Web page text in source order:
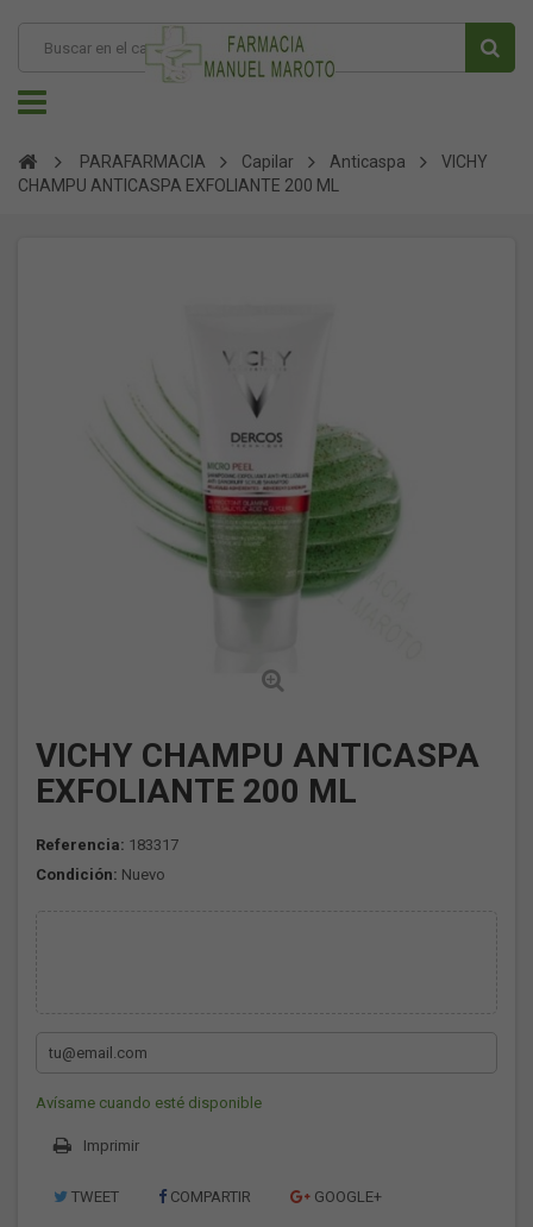
PARAFARMACIA Capilar Anticaspa
VICHY
CHAMPU ANTICASPA EXFOLIANTE 200 ML
VICHY CHAMPU ANTICASPA
EXFOLIANTE 200 ML
Referencia: 183317
Condición: Nuevo
Avísame cuando esté disponible
Imprimir
TWEET COMPARTIR GOOGLE+